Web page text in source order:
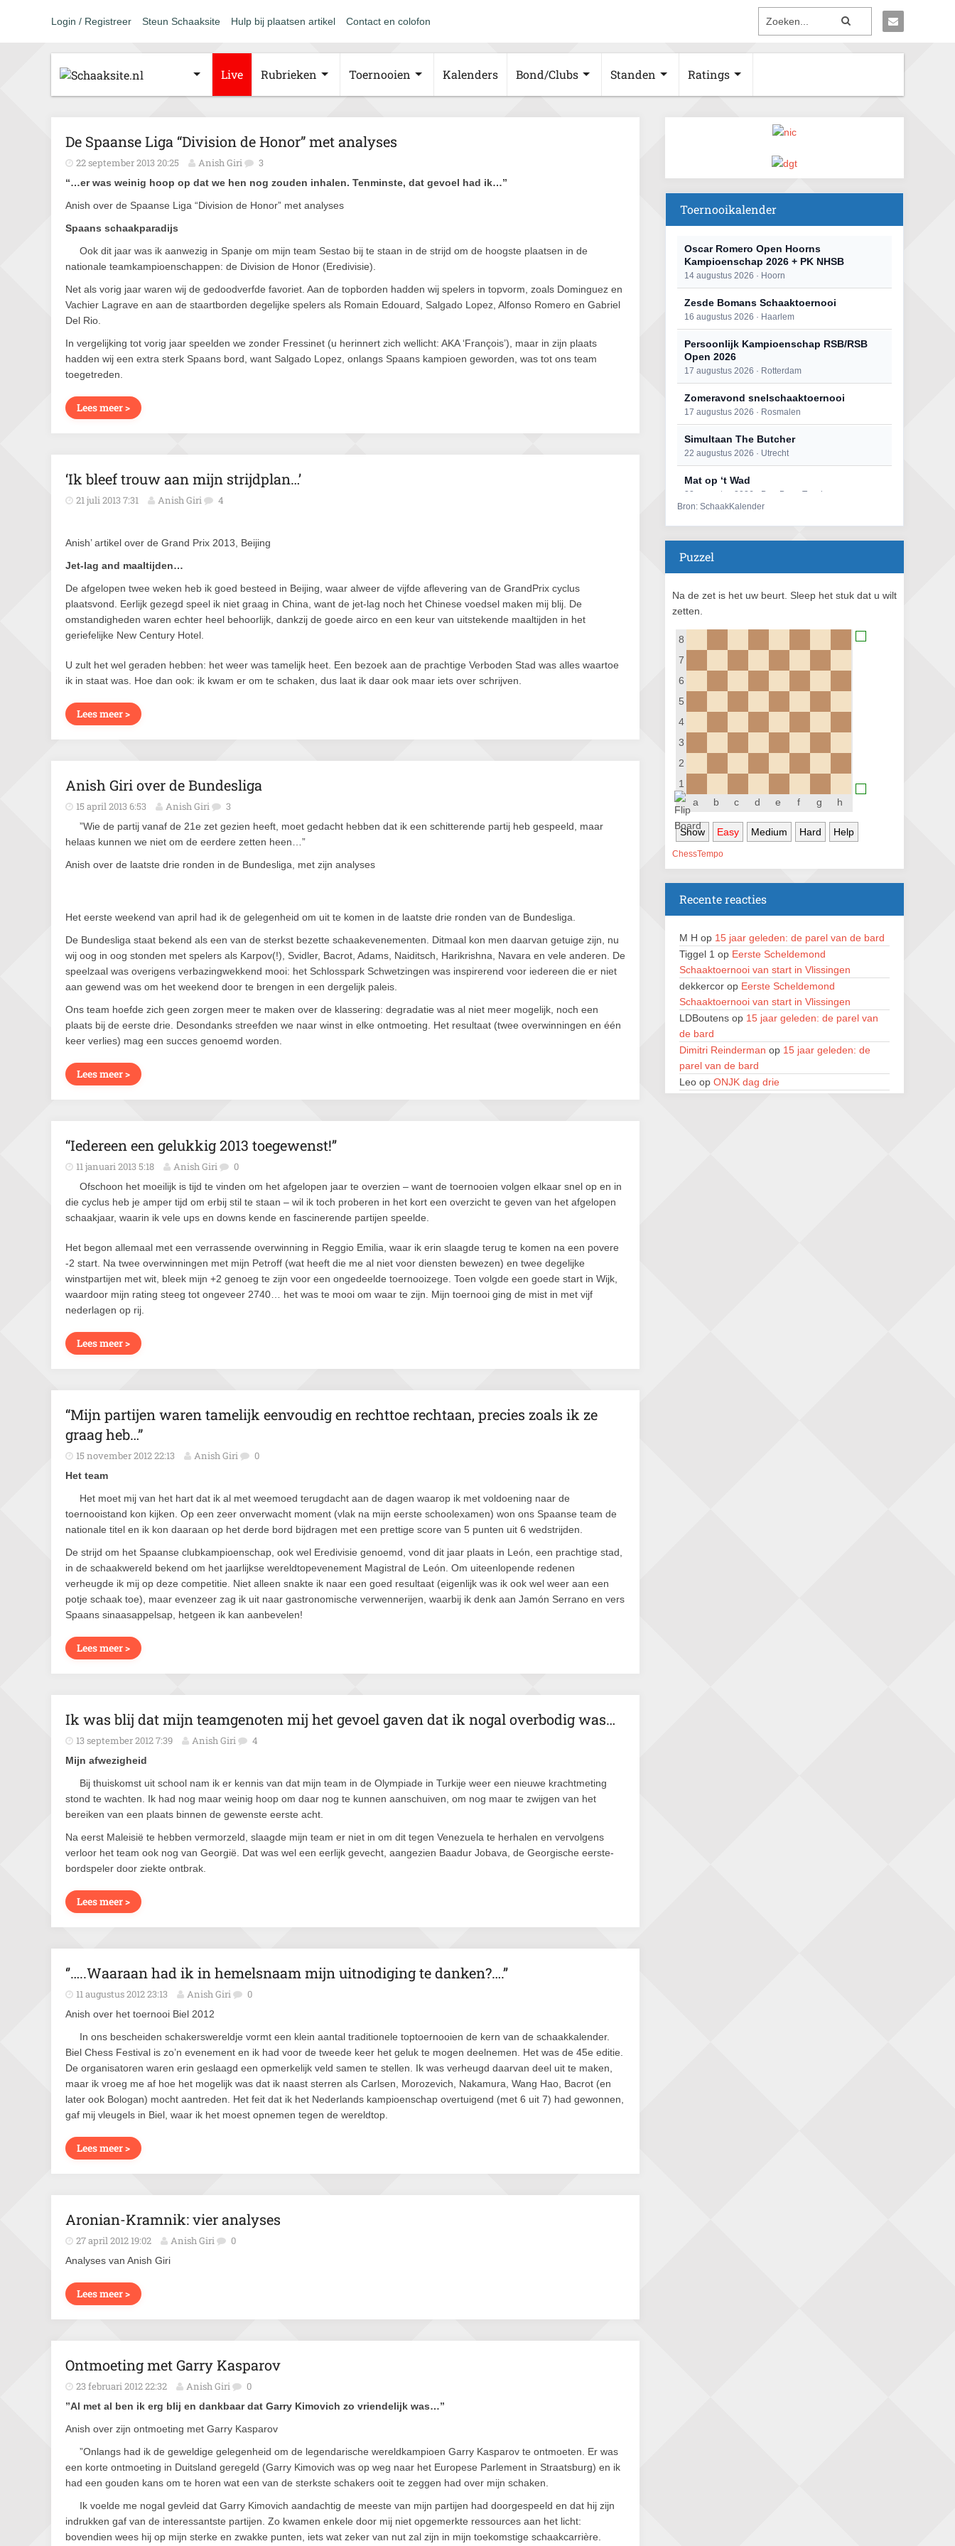
Login / Registreer Steun Schaaksite Hulp bij plaatsen artikel Contact en colofon
Live Rubrieken Toernooien Kalenders Bond/Clubs Standen Ratings
De Spaanse Liga “Division de Honor” met analyses
22 september 2013 20:25 Anish Giri 3
“…er was weinig hoop op dat we hen nog zouden inhalen. Tenminste, dat gevoel had ik…”
Anish over de Spaanse Liga “Division de Honor” met analyses
Spaans schaakparadijs
Ook dit jaar was ik aanwezig in Spanje om mijn team Sestao bij te staan in de strijd om de hoogste plaatsen in de
nationale teamkampioenschappen: de Division de Honor (Eredivisie).
Net als vorig jaar waren wij de gedoodverfde favoriet. Aan de topborden hadden wij spelers in topvorm, zoals Dominguez en
Vachier Lagrave en aan de staartborden degelijke spelers als Romain Edouard, Salgado Lopez, Alfonso Romero en Gabriel
Del Rio.
In vergelijking tot vorig jaar speelden we zonder Fressinet (u herinnert zich wellicht: AKA ‘François’), maar in zijn plaats
hadden wij een extra sterk Spaans bord, want Salgado Lopez, onlangs Spaans kampioen geworden, was tot ons team
toegetreden.
Lees meer >
‘Ik bleef trouw aan mijn strijdplan…’
21 juli 2013 7:31 Anish Giri 4
Anish’ artikel over de Grand Prix 2013, Beijing
Jet-lag and maaltijden…
De afgelopen twee weken heb ik goed besteed in Beijing, waar alweer de vijfde aflevering van de GrandPrix cyclus
plaatsvond. Eerlijk gezegd speel ik niet graag in China, want de jet-lag noch het Chinese voedsel maken mij blij. De
omstandigheden waren echter heel behoorlijk, dankzij de goede airco en een keur van uitstekende maaltijden in het
geriefelijke New Century Hotel.
U zult het wel geraden hebben: het weer was tamelijk heet. Een bezoek aan de prachtige Verboden Stad was alles waartoe
ik in staat was. Hoe dan ook: ik kwam er om te schaken, dus laat ik daar ook maar iets over schrijven.
Lees meer >
Anish Giri over de Bundesliga
15 april 2013 6:53 Anish Giri 3
”Wie de partij vanaf de 21e zet gezien heeft, moet gedacht hebben dat ik een schitterende partij heb gespeeld, maar
helaas kunnen we niet om de eerdere zetten heen…”
Anish over de laatste drie ronden in de Bundesliga, met zijn analyses
Het eerste weekend van april had ik de gelegenheid om uit te komen in de laatste drie ronden van de Bundesliga.
De Bundesliga staat bekend als een van de sterkst bezette schaakevenementen. Ditmaal kon men daarvan getuige zijn, nu
wij oog in oog stonden met spelers als Karpov(!), Svidler, Bacrot, Adams, Naiditsch, Harikrishna, Navara en vele anderen. De
speelzaal was overigens verbazingwekkend mooi: het Schlosspark Schwetzingen was inspirerend voor iedereen die er niet
aan gewend was om het weekend door te brengen in een dergelijk paleis.
Ons team hoefde zich geen zorgen meer te maken over de klassering: degradatie was al niet meer mogelijk, noch een
plaats bij de eerste drie. Desondanks streefden we naar winst in elke ontmoeting. Het resultaat (twee overwinningen en één
keer verlies) mag een succes genoemd worden.
Lees meer >
“Iedereen een gelukkig 2013 toegewenst!’’
11 januari 2013 5:18 Anish Giri 0
Ofschoon het moeilijk is tijd te vinden om het afgelopen jaar te overzien – want de toernooien volgen elkaar snel op en in
die cyclus heb je amper tijd om erbij stil te staan – wil ik toch proberen in het kort een overzicht te geven van het afgelopen
schaakjaar, waarin ik vele ups en downs kende en fascinerende partijen speelde.
Het begon allemaal met een verrassende overwinning in Reggio Emilia, waar ik erin slaagde terug te komen na een povere
-2 start. Na twee overwinningen met mijn Petroff (wat heeft die me al niet voor diensten bewezen) en twee degelijke
winstpartijen met wit, bleek mijn +2 genoeg te zijn voor een ongedeelde toernooizege. Toen volgde een goede start in Wijk,
waardoor mijn rating steeg tot ongeveer 2740… het was te mooi om waar te zijn. Mijn toernooi ging de mist in met vijf
nederlagen op rij.
Lees meer >
“Mijn partijen waren tamelijk eenvoudig en rechttoe rechtaan, precies zoals ik ze
graag heb…”
15 november 2012 22:13 Anish Giri 0
Het team
Het moet mij van het hart dat ik al met weemoed terugdacht aan de dagen waarop ik met voldoening naar de
toernooistand kon kijken. Op een zeer onverwacht moment (vlak na mijn eerste schoolexamen) won ons Spaanse team de
nationale titel en ik kon daaraan op het derde bord bijdragen met een prettige score van 5 punten uit 6 wedstrijden.
De strijd om het Spaanse clubkampioenschap, ook wel Eredivisie genoemd, vond dit jaar plaats in León, een prachtige stad,
in de schaakwereld bekend om het jaarlijkse wereldtopevenement Magistral de León. Om uiteenlopende redenen
verheugde ik mij op deze competitie. Niet alleen snakte ik naar een goed resultaat (eigenlijk was ik ook wel weer aan een
potje schaak toe), maar evenzeer zag ik uit naar gastronomische verwennerijen, waarbij ik denk aan Jamón Serrano en vers
Spaans sinaasappelsap, hetgeen ik kan aanbevelen!
Lees meer >
Ik was blij dat mijn teamgenoten mij het gevoel gaven dat ik nogal overbodig was…
13 september 2012 7:39 Anish Giri 4
Mijn afwezigheid
Bij thuiskomst uit school nam ik er kennis van dat mijn team in de Olympiade in Turkije weer een nieuwe krachtmeting
stond te wachten. Ik had nog maar weinig hoop om daar nog te kunnen aanschuiven, om nog maar te zwijgen van het
bereiken van een plaats binnen de gewenste eerste acht.
Na eerst Maleisië te hebben vermorzeld, slaagde mijn team er niet in om dit tegen Venezuela te herhalen en vervolgens
verloor het team ook nog van Georgië. Dat was wel een eerlijk gevecht, aangezien Baadur Jobava, de Georgische eerste-
bordspeler door ziekte ontbrak.
Lees meer >
‘’…..Waaraan had ik in hemelsnaam mijn uitnodiging te danken?….’’
11 augustus 2012 23:13 Anish Giri 0
Anish over het toernooi Biel 2012
In ons bescheiden schakerswereldje vormt een klein aantal traditionele toptoernooien de kern van de schaakkalender.
Biel Chess Festival is zo’n evenement en ik had voor de tweede keer het geluk te mogen deelnemen. Het was de 45e editie.
De organisatoren waren erin geslaagd een opmerkelijk veld samen te stellen. Ik was verheugd daarvan deel uit te maken,
maar ik vroeg me af hoe het mogelijk was dat ik naast sterren als Carlsen, Morozevich, Nakamura, Wang Hao, Bacrot (en
later ook Bologan) mocht aantreden. Het feit dat ik het Nederlands kampioenschap overtuigend (met 6 uit 7) had gewonnen,
gaf mij vleugels in Biel, waar ik het moest opnemen tegen de wereldtop.
Lees meer >
Aronian-Kramnik: vier analyses
27 april 2012 19:02 Anish Giri 0
Analyses van Anish Giri
Lees meer >
Ontmoeting met Garry Kasparov
23 februari 2012 22:32 Anish Giri 0
”Al met al ben ik erg blij en dankbaar dat Garry Kimovich zo vriendelijk was…”
Anish over zijn ontmoeting met Garry Kasparov
”Onlangs had ik de geweldige gelegenheid om de legendarische wereldkampioen Garry Kasparov te ontmoeten. Er was
een korte ontmoeting in Duitsland geregeld (Garry Kimovich was op weg naar het Europese Parlement in Straatsburg) en ik
had een gouden kans om te horen wat een van de sterkste schakers ooit te zeggen had over mijn schaken.
Ik voelde me nogal gevleid dat Garry Kimovich aandachtig de meeste van mijn partijen had doorgespeeld en dat hij zijn
indrukken gaf van de interessantste partijen. Zo kwamen enkele door mij niet opgemerkte ressources aan het licht:
bovendien wees hij op mijn sterke en zwakke punten, iets wat zeker van nut zal zijn in mijn toekomstige schaakcarrière.
Toernooikalender
Oscar Romero Open Hoorns
Kampioenschap 2026 + PK NHSB
14 augustus 2026 · Hoorn
Zesde Bomans Schaaktoernooi
16 augustus 2026 · Haarlem
Persoonlijk Kampioenschap RSB/RSB
Open 2026
17 augustus 2026 · Rotterdam
Zomeravond snelschaaktoernooi
17 augustus 2026 · Rosmalen
Simultaan The Butcher
22 augustus 2026 · Utrecht
Mat op ‘t Wad
22 augustus 2026 · Den Burg, Texel
2e Utrechts kroegloperstoernooi
23 augustus 2026 · Utrecht
Open Eemlandtoernooi 2026
25 augustus 2026 · Bunschoten-Spakenburg
28 augustus 2026 · Assen
28 augustus 2026 · Haarlem
28 augustus 2026 · Goirle
29 augustus 2026 · Amersfoort
Kroeg & Loper Leiden
30 augustus 2026 · Leiden
Groninger stappenkampioenschap
5 september 2026 · Groningen
Zwolle Zuid Schaakt! Terrassentoernooi
voor duo’s
5 september 2026 · Zwolle
22e Hans Sandbrink Memorial
Open Kampioenschap Gouda 2026
5 september 2026 · Gouda
Bron: SchaakKalender
Puzzel
Na de zet is het uw beurt. Sleep het stuk dat u wilt
zetten.
8
7
6
5
4
3
2
1
a
b c d e f g h
Show Easy Medium Hard Help
ChessTempo
Recente reacties
M H op 15 jaar geleden: de parel van de bard
Tiggel 1 op Eerste Scheldemond
Schaaktoernooi van start in Vlissingen
dekkercor op Eerste Scheldemond
Schaaktoernooi van start in Vlissingen
LDBoutens op 15 jaar geleden: de parel van
de bard
Dimitri Reinderman op 15 jaar geleden: de
parel van de bard
Leo op ONJK dag drie